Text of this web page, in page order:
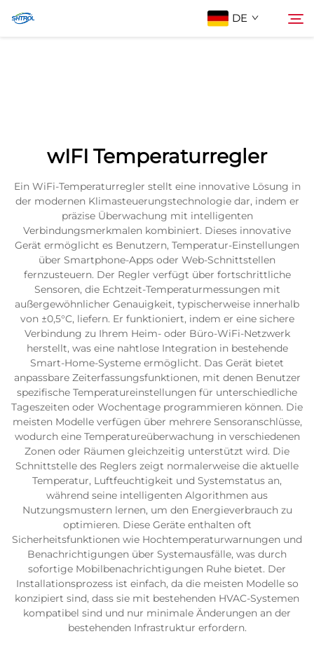
DE
Kontaktieren Sie uns
wIFI Temperaturregler
Ein WiFi-Temperaturregler stellt eine innovative Lösung in
der modernen Klimasteuerungstechnologie dar, indem er
präzise Überwachung mit intelligenten
Verbindungsmerkmalen kombiniert. Dieses innovative
Gerät ermöglicht es Benutzern, Temperatur-Einstellungen
über Smartphone-Apps oder Web-Schnittstellen
fernzusteuern. Der Regler verfügt über fortschrittliche
Sensoren, die Echtzeit-Temperaturmessungen mit
außergewöhnlicher Genauigkeit, typischerweise innerhalb
von ±0,5°C, liefern. Er funktioniert, indem er eine sichere
Verbindung zu Ihrem Heim- oder Büro-WiFi-Netzwerk
herstellt, was eine nahtlose Integration in bestehende
Smart-Home-Systeme ermöglicht. Das Gerät bietet
anpassbare Zeiterfassungsfunktionen, mit denen Benutzer
spezifische Temperatureinstellungen für unterschiedliche
Tageszeiten oder Wochentage programmieren können. Die
meisten Modelle verfügen über mehrere Sensoranschlüsse,
wodurch eine Temperatureüberwachung in verschiedenen
Zonen oder Räumen gleichzeitig unterstützt wird. Die
Schnittstelle des Reglers zeigt normalerweise die aktuelle
Temperatur, Luftfeuchtigkeit und Systemstatus an,
während seine intelligenten Algorithmen aus
Nutzungsmustern lernen, um den Energieverbrauch zu
optimieren. Diese Geräte enthalten oft
Sicherheitsfunktionen wie Hochtemperaturwarnungen und
Benachrichtigungen über Systemausfälle, was durch
sofortige Mobilbenachrichtigungen Ruhe bietet. Der
Installationsprozess ist einfach, da die meisten Modelle so
konzipiert sind, dass sie mit bestehenden HVAC-Systemen
kompatibel sind und nur minimale Änderungen an der
bestehenden Infrastruktur erfordern.